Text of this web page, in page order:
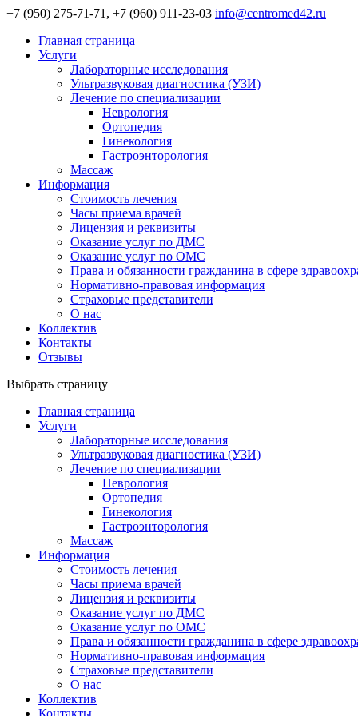
+7 (950) 275-71-71, +7 (960) 911-23-03 info@centromed42.ru
Главная страница
Услуги
Лабораторные исследования
Ультразвуковая диагностика (УЗИ)
Лечение по специализации
Неврология
Ортопедия
Гинекология
Гастроэнторология
Массаж
Информация
Стоимость лечения
Часы приема врачей
Лицензия и реквизиты
Оказание услуг по ДМС
Оказание услуг по ОМС
Права и обязанности гражданина в сфере
Нормативно-правовая информация
Страховые представители
О нас
Коллектив
Контакты
Отзывы
Выбрать страницу
Главная страница
Услуги
Лабораторные исследования
Ультразвуковая диагностика (УЗИ)
Лечение по специализации
Неврология
Ортопедия
Гинекология
Гастроэнторология
Массаж
Информация
Стоимость лечения
Часы приема врачей
Лицензия и реквизиты
Оказание услуг по ДМС
Оказание услуг по ОМС
Права и обязанности гражданина в сфере
Нормативно-правовая информация
Страховые представители
О нас
Коллектив
Контакты